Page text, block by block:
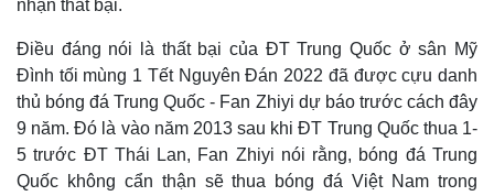
nhận thất bại.
Điều đáng nói là thất bại của ĐT Trung Quốc ở sân Mỹ
Đình tối mùng 1 Tết Nguyên Đán 2022 đã được cựu danh
thủ bóng đá Trung Quốc - Fan Zhiyi dự báo trước cách đây
9 năm. Đó là vào năm 2013 sau khi ĐT Trung Quốc thua 1-
5 trước ĐT Thái Lan, Fan Zhiyi nói rằng, bóng đá Trung
Quốc không cẩn thận sẽ thua bóng đá Việt Nam trong